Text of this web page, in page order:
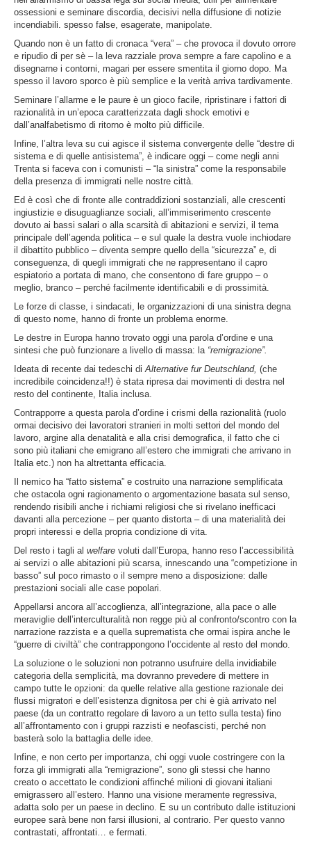
ossessioni e seminare discordia, decisivi nella diffusione di notizie
incendiabili. spesso false, esagerate, manipolate.
Quando non è un fatto di cronaca “vera” – che provoca il dovuto orrore
e ripudio di per sè – la leva razziale prova sempre a fare capolino e a
disegnarne i contorni, magari per essere smentita il giorno dopo. Ma
spesso il lavoro sporco è più semplice e la verità arriva tardivamente.
Seminare l’allarme e le paure è un gioco facile, ripristinare i fattori di
razionalità in un’epoca caratterizzata dagli shock emotivi e
dall’analfabetismo di ritorno è molto più difficile.
Infine, l’altra leva su cui agisce il sistema convergente delle “destre di
sistema e di quelle antisistema”, è indicare oggi – come negli anni
Trenta si faceva con i comunisti – “la sinistra” come la responsabile
della presenza di immigrati nelle nostre città.
Ed è così che di fronte alle contraddizioni sostanziali, alle crescenti
ingiustizie e disuguaglianze sociali, all’immiserimento crescente
dovuto ai bassi salari o alla scarsità di abitazioni e servizi, il tema
principale dell’agenda politica – e sul quale la destra vuole inchiodare
il dibattito pubblico – diventa sempre quello della “sicurezza” e, di
conseguenza, di quegli immigrati che ne rappresentano il capro
espiatorio a portata di mano, che consentono di fare gruppo – o
meglio, branco – perché facilmente identificabili e di prossimità.
Le forze di classe, i sindacati, le organizzazioni di una sinistra degna
di questo nome, hanno di fronte un problema enorme.
Le destre in Europa hanno trovato oggi una parola d’ordine e una
sintesi che può funzionare a livello di massa: la “remigrazione”.
Ideata di recente dai tedeschi diAlternative fur Deutschland, (che
incredibile coincidenza!!) è stata ripresa dai movimenti di destra nel
resto del continente, Italia inclusa.
Contrapporre a questa parola d’ordine i crismi della razionalità (ruolo
ormai decisivo dei lavoratori stranieri in molti settori del mondo del
lavoro, argine alla denatalità e alla crisi demografica, il fatto che ci
sono più italiani che emigrano all’estero che immigrati che arrivano in
Italia etc.) non ha altrettanta efficacia.
Il nemico ha “fatto sistema” e costruito una narrazione semplificata
che ostacola ogni ragionamento o argomentazione basata sul senso,
rendendo risibili anche i richiami religiosi che si rivelano inefficaci
davanti alla percezione – per quanto distorta – di una materialità dei
propri interessi e della propria condizione di vita.
Del resto i tagli al welfare voluti dall’Europa, hanno reso l’accessibilità
ai servizi o alle abitazioni più scarsa, innescando una “competizione in
basso” sul poco rimasto o il sempre meno a disposizione: dalle
prestazioni sociali alle case popolari.
Appellarsi ancora all’accoglienza, all’integrazione, alla pace o alle
meraviglie dell’interculturalità non regge più al confronto/scontro con la
narrazione razzista e a quella suprematista che ormai ispira anche le
“guerre di civiltà” che contrappongono l’occidente al resto del mondo.
La soluzione o le soluzioni non potranno usufruire della invidiabile
categoria della semplicità, ma dovranno prevedere di mettere in
campo tutte le opzioni: da quelle relative alla gestione razionale dei
flussi migratori e dell’esistenza dignitosa per chi è già arrivato nel
paese (da un contratto regolare di lavoro a un tetto sulla testa) fino
all’affrontamento con i gruppi razzisti e neofascisti, perché non
basterà solo la battaglia delle idee.
Infine, e non certo per importanza, chi oggi vuole costringere con la
forza gli immigrati alla “remigrazione”, sono gli stessi che hanno
creato o accettato le condizioni affinché milioni di giovani italiani
emigrassero all’estero. Hanno una visione meramente regressiva,
adatta solo per un paese in declino. E su un contributo dalle istituzioni
europee sarà bene non farsi illusioni, al contrario. Per questo vanno
contrastati, affrontati… e fermati.